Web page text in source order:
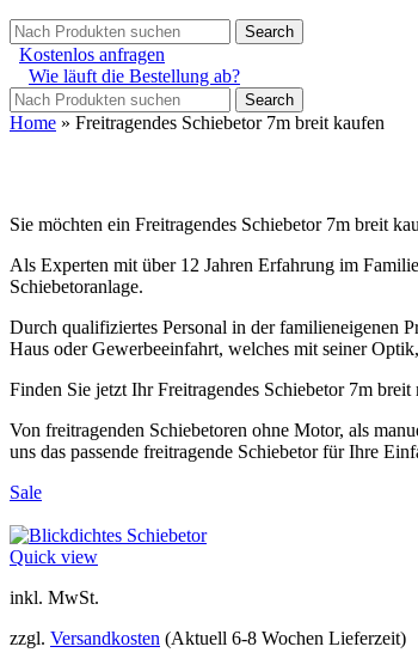
Search
Kostenlos anfragen
Wie läuft die Bestellung ab?
Search
Home » Freitragendes Schiebetor 7m breit kaufen
Sie möchten ein Freitragendes Schiebetor 7m breit
Als Experten mit über 12 Jahren Erfahrung im
Schiebetoranlage.
Durch qualifiziertes Personal in der familieneigenen
Haus oder Gewerbeeinfahrt, welches mit seiner
Finden Sie jetzt Ihr Freitragendes Schiebetor 7m
Von freitragenden Schiebetoren ohne Motor, als
uns das passende freitragende Schiebetor für Ihre
Sale
Quick view
inkl. MwSt.
zzgl. Versandkosten (Aktuell 6-8 Wochen Lieferzeit)